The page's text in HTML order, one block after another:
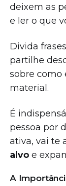
deixem as
e ler o que
Divida
partilhe
sobre como
material.
É
pessoa por
ativa, vai te
alvo e
A